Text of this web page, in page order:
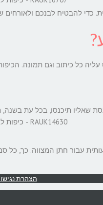
כדי להבטיח לבנכם ולאורחים
כל כיתוב וגם תמונה.
שאליו תיכנסו, בכל עת
עבור חתן המצווה. כך,
הצהרת